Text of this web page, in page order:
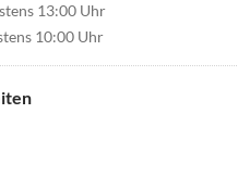
13:00 Uhr
10:00 Uhr